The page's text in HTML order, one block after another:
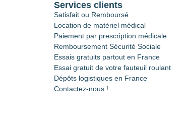
Services clients
Satisfait ou Remboursé
Location de matériel médical
Paiement par prescription médicale
Remboursement Sécurité Sociale
Essais gratuits partout en France
Essai gratuit de votre fauteuil roulant
Dépôts logistiques en France
Contactez-nous !